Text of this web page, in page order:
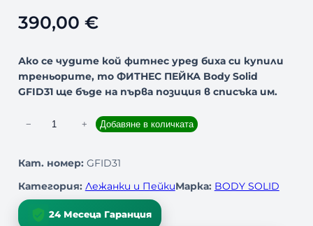
390,00 €
Ако се чудите кой фитнес уред биха си купили
треньорите, то ФИТНЕС ПЕЙКА Body Solid
GFID31 ще бъде на първа позиция в списъка им.
ч
е
с
− + Добавяне в количката
Кат. номер: GFID31
Категория: Лежанки и ПейкиМарка: BODY SOLID
24 Месеца Гаранция